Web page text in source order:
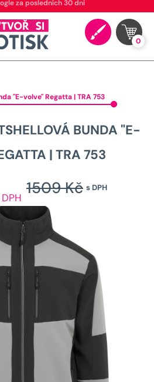
za posledních 30 dní
0
"E-volve" Regatta | TRA 753
BUNDA "E-
| TRA 753
s DPH
1509Kč
cena
Kč.